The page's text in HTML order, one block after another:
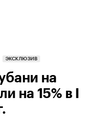
ЭКСКЛЮЗИВ
на
на 15% в I